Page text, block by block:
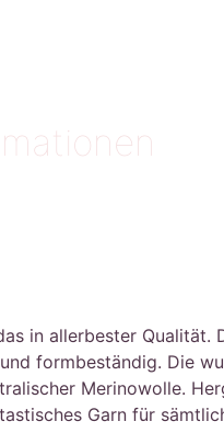
in allerbester Qualität.
formbeständig. Die
Merinowolle.
Garn für